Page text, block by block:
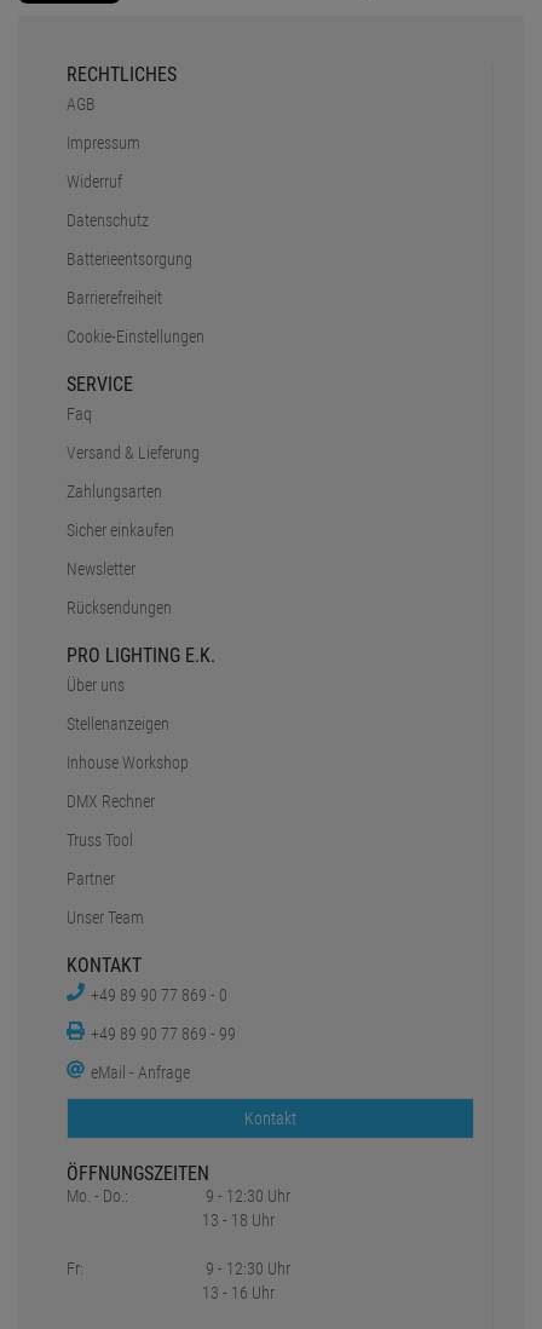
RECHTLICHES
AGB
Impressum
Widerruf
Datenschutz
Batterieentsorgung
Barrierefreiheit
Cookie-Einstellungen
SERVICE
Faq
Versand & Lieferung
Zahlungsarten
Sicher einkaufen
Newsletter
Rücksendungen
PRO LIGHTING E.K.
Über uns
Stellenanzeigen
Inhouse Workshop
DMX Rechner
Truss Tool
Partner
Unser Team
KONTAKT
+49 89 90 77 869 - 0
+49 89 90 77 869 - 99
eMail - Anfrage
Kontakt
ÖFFNUNGSZEITEN
Mo. - Do.:
Fr:
9 - 12:30 Uhr
13 - 18 Uhr
9 - 12:30 Uhr
13 - 16 Uhr